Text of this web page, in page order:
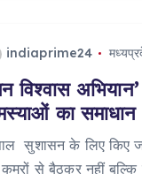
indiaprime24
विश्वास
का समाधान
सुशासन के लिए किए
से बैठकर नहीं बल्कि